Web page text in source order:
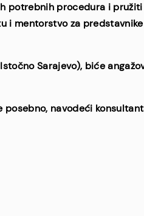
potrebnih procedura i
i mentorstvo za
Sarajevo), biće
navodeći